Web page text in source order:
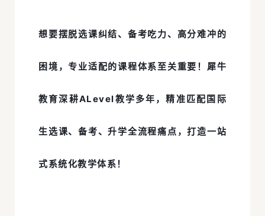
想要摆脱选课纠结、备考吃力、高分难冲的
困境，专业适配的课程体系至关重要！犀牛
教育深耕ALevel教学多年，精准匹配国际
生选课、备考、升学全流程痛点，打造一站
式系统化教学体系！